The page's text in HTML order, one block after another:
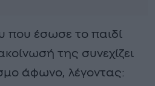
που έσωσε το παιδί
της συνεχίζει
άφωνο, λέγοντας: